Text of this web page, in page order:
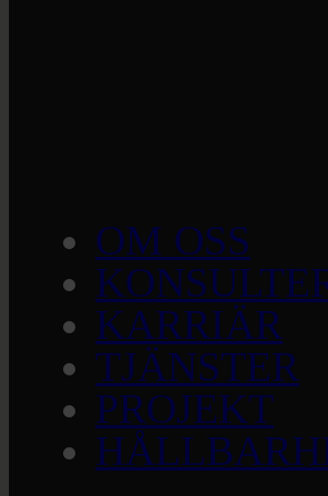
OM OSS
KARRIÄR
TJÄNSTER
PROJEKT